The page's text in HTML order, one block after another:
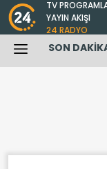
TV
YAYIN AKIŞI
24 RADYO
SON